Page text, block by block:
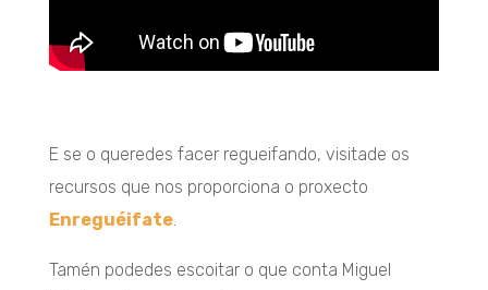
E se o queredes facer regueifando, visitade os
recursos que nos proporciona o proxecto
Enreguéifate.
Tamén podedes escoitar o que conta Miguel